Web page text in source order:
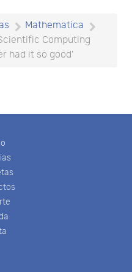
Mathematica
Computing
had it so good'